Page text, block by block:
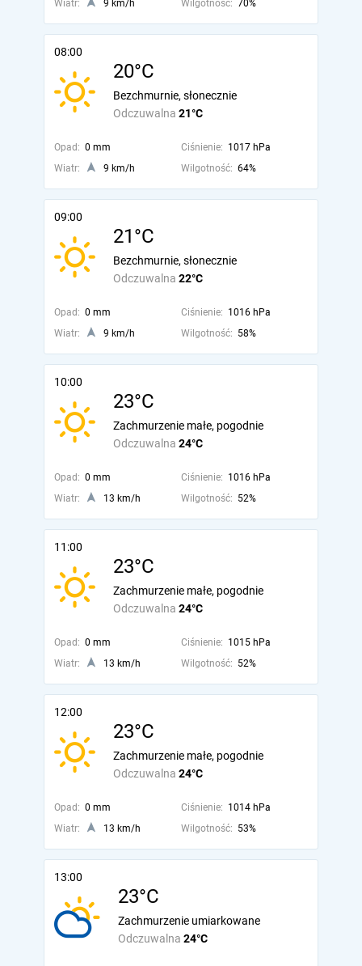
Wiatr: 9 km/h Wilgotność: 70%
08:00
20°C
Odczuwalna 21°C
Bezchmurnie, słonecznie
Opad: 0 mm Ciśnienie: 1017 hPa
Wiatr:
9 km/h Wilgotność: 64%
09:00
21°C
Odczuwalna 22°C
Bezchmurnie, słonecznie
Opad: 0 mm Ciśnienie: 1016 hPa
Wiatr:
9 km/h Wilgotność: 58%
10:00
23°C
Odczuwalna 24°C
Zachmurzenie małe, pogodnie
Opad: 0 mm Ciśnienie: 1016 hPa
Wiatr:
13 km/h Wilgotność: 52%
11:00
23°C
Odczuwalna 24°C
Zachmurzenie małe, pogodnie
Opad: 0 mm Ciśnienie: 1015 hPa
Wiatr:
13 km/h Wilgotność: 52%
12:00
23°C
Odczuwalna 24°C
Zachmurzenie małe, pogodnie
Opad: 0 mm Ciśnienie: 1014 hPa
Wiatr:
13 km/h Wilgotność: 53%
13:00
23°C
Odczuwalna 24°C
Zachmurzenie umiarkowane